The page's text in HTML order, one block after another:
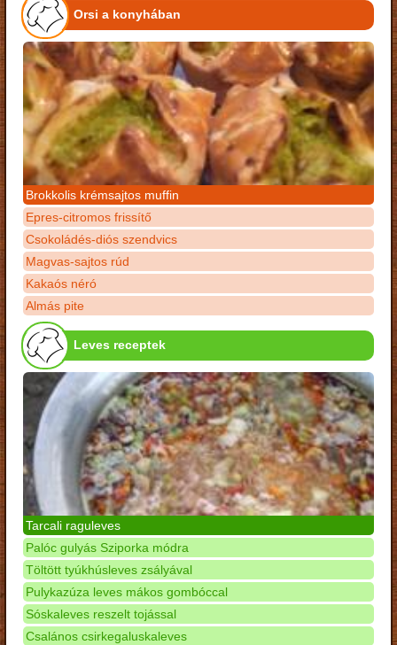
Orsi a konyhában
Brokkolis krémsajtos muffin
Epres-citromos frissítő
Csokoládés-diós szendvics
Magvas-sajtos rúd
Kakaós néró
Almás pite
Leves receptek
Tarcali raguleves
Palóc gulyás Sziporka módra
Töltött tyúkhúsleves zsályával
Pulykazúza leves mákos gombóccal
Sóskaleves reszelt tojással
Csalános csirkegaluskaleves